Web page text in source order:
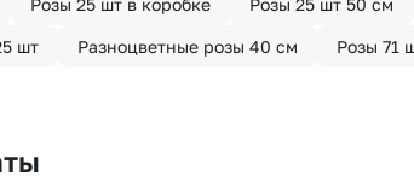
Розы 25 шт в коробке Розы 25 шт 50 см
шт Разноцветные розы 40 см Розы 71